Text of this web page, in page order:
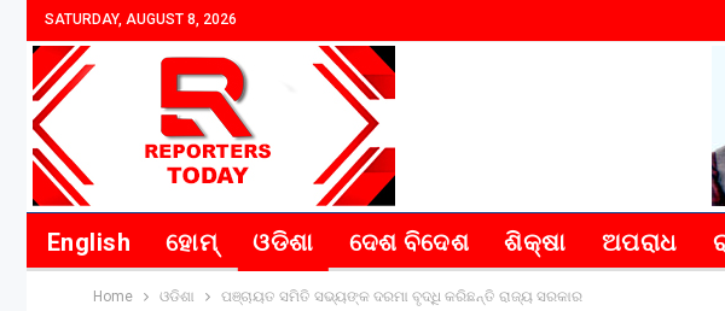
SATURDAY, AUGUST 8, 2026
English ହୋମ୍ ଓଡିଶା ଦେଶ ବିଦେଶ ଶିକ୍ଷା ଅପରାଧ
Home ଓଡିଶା ପଞ୍ଚାୟତ ସମିତି ସଭ୍ୟଙ୍କ ଦରମା ବୃଦ୍ଧି କରିଛନ୍ତି ରାଜ୍ୟ ସରକାର